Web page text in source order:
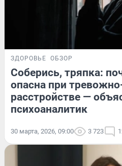
ЗДОРОВЬЕ ОБЗОР
Соберись, тряпка:
опасна при
расстройстве —
психоаналитик
30 марта, 2026, 09:00 3 723